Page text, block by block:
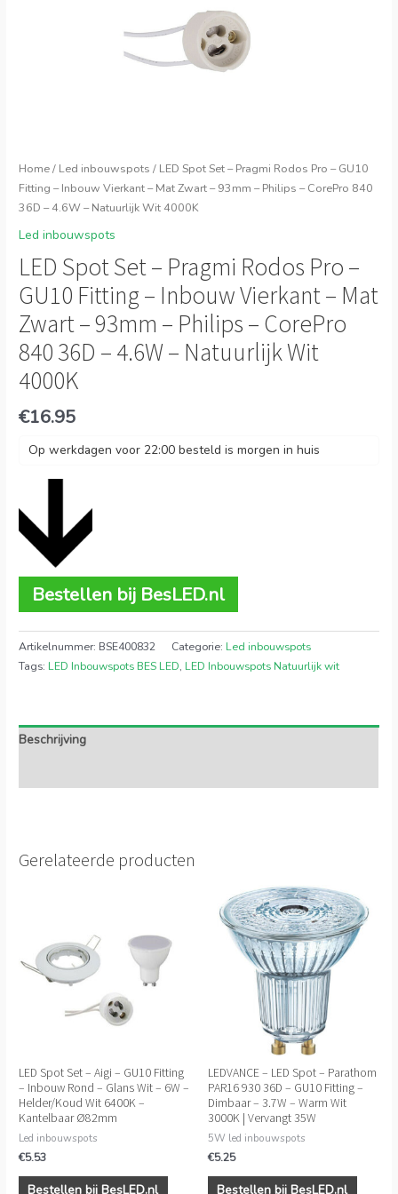
Home/ Led inbouwspots / LED Spot Set – Pragmi Rodos Pro – GU10
Fitting – Inbouw Vierkant – Mat Zwart – 93mm – Philips – CorePro 840
36D – 4.6W – Natuurlijk Wit 4000K
Led inbouwspots
LED Spot Set – Pragmi Rodos Pro –
GU10 Fitting – Inbouw Vierkant – Mat
Zwart – 93mm – Philips – CorePro
840 36D – 4.6W – Natuurlijk Wit
4000K
€16.95
Op werkdagen voor 22:00 besteld is morgen in huis
Bestellen bij BesLED.nl
Artikelnummer: BSE400832 Categorie: Led inbouwspots
Tags: LED Inbouwspots BES LED, LED Inbouwspots Natuurlijk wit
Beschrijving
Gerelateerde producten
LED Spot Set – Aigi – GU10 Fitting
– Inbouw Rond – Glans Wit – 6W –
Helder/Koud Wit 6400K –
Kantelbaar Ø82mm
Led inbouwspots
€5.53
Bestellen bij BesLED.nl
LEDVANCE – LED Spot – Parathom
PAR16 930 36D – GU10 Fitting –
Dimbaar – 3.7W – Warm Wit
3000K | Vervangt 35W
5W led inbouwspots
€5.25
Bestellen bij BesLED.nl